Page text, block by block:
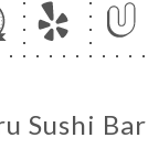
Sushi Bar